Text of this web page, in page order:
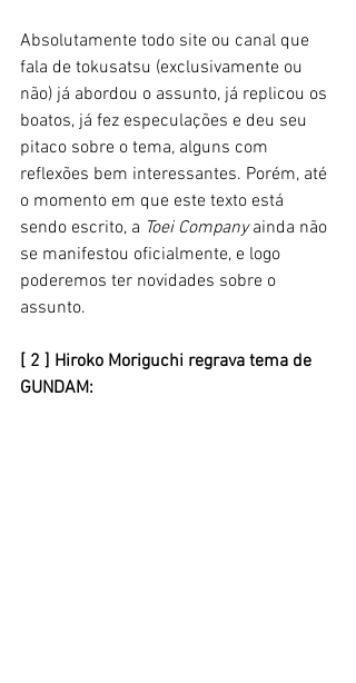
Absolutamente todo site ou canal que
fala de tokusatsu (exclusivamente ou
não) já abordou o assunto, já replicou os
boatos, já fez especulações e deu seu
pitaco sobre o tema, alguns com
reflexões bem interessantes. Porém, até
o momento em que este texto está
sendo escrito, a Toei Company ainda não
se manifestou oficialmente, e logo
poderemos ter novidades sobre o
assunto.
[ 2 ] Hiroko Moriguchi regrava tema de
GUNDAM: